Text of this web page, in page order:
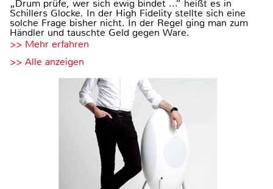
„Drum prüfe, wer sich ewig bindet ...“ heißt es in
Schillers Glocke. In der High Fidelity stellte sich eine
solche Frage bisher nicht. In der Regel ging man zum
Händler und tauschte Geld gegen Ware.
>> Mehr erfahren
>> Alle anzeigen